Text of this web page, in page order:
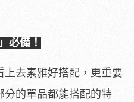
必備！
去素雅好搭配，更重要
分的單品都能搭配的特